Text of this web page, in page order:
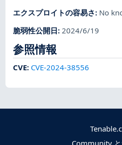
エクスプロイトの容易さ: No
脆弱性公開日:2024/6/19
参照情報
CVE: CVE-2024-38556
Community